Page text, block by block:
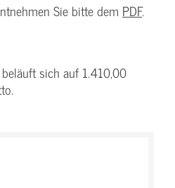
Sie bitte dem PDF.
sich auf 1.410,00